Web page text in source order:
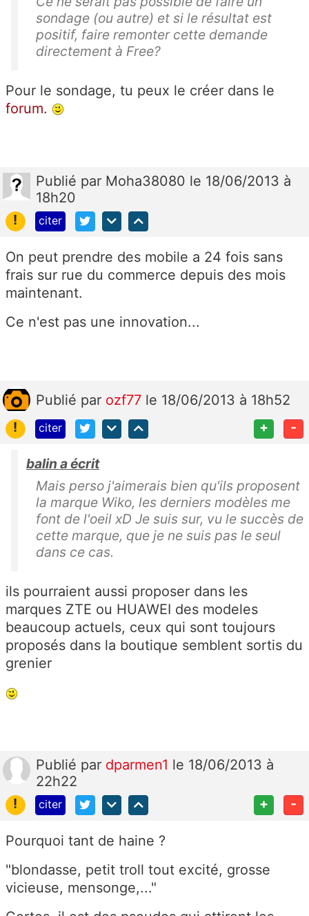
sondage (ou autre) et si le résultat est
positif, faire remonter cette demande
directement à Free?
Pour le sondage, tu peux le créer dans le
forum.
Publié par Moha38080 le 18/06/2013 à
18h20
!
citer
On peut prendre des mobile a 24 fois sans
frais sur rue du commerce depuis des mois
maintenant.
Ce n'est pas une innovation...
Publié par ozf77 le 18/06/2013 à 18h52
!
citer + -
balin a écrit
Mais perso j'aimerais bien qu'ils proposent
la marque Wiko, les derniers modèles me
font de l'oeil xD Je suis sur, vu le succès de
cette marque, que je ne suis pas le seul
dans ce cas.
ils pourraient aussi proposer dans les
marques ZTE ou HUAWEI des modeles
beaucoup actuels, ceux qui sont toujours
proposés dans la boutique semblent sortis du
grenier
Publié par dparmen1 le 18/06/2013 à
22h22
!
citer + -
Pourquoi tant de haine ?
"blondasse, petit troll tout excité, grosse
vicieuse, mensonge,..."